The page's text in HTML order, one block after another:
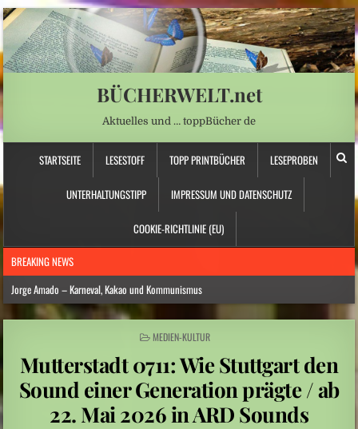
BÜCHERWELT.net
Aktuelles und … toppBücher de
STARTSEITE LESESTOFF TOPP PRINTBÜCHER LESEPROBEN
UNTERHALTUNGSTIPP IMPRESSUM UND DATENSCHUTZ
COOKIE-RICHTLINIE (EU)
BREAKING NEWS
Jorge Amado – Karneval, Kakao und Kommunismus
Anna Schapiro: „Fühlen Sie sich wie zu Hause …“ – Jüdische Spurensuche
Daniela Dröscher – Geldmangel, Gedichte und Freundschaft
Sarah Diehl: „Ins tiefe Blau“ – Unter Wasser beginnt eine andere Welt
Mittelamerika: Vulkanausbruch in Guatemala
POSTED
MEDIEN-KULTUR
Mutterstadt 0711: Wie Stuttgart den
Sound einer Generation prägte / ab
22. Mai 2026 in ARD Sounds